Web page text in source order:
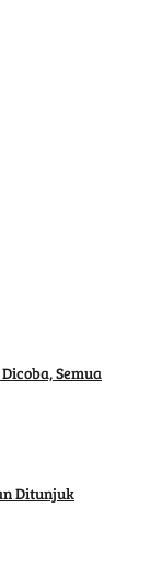
Semua
Ditunjuk